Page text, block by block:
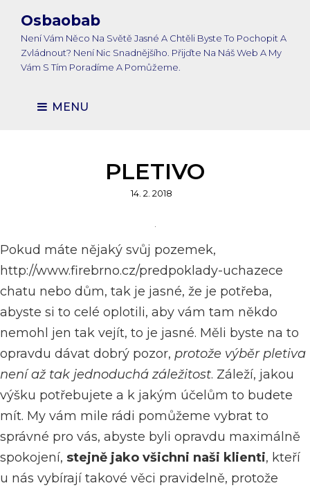
Osbaobab
Není Vám Něco Na Světě Jasné A Chtěli Byste To Pochopit A
Zvládnout? Není Nic Snadnějšího. Přijďte Na Náš Web A My
Vám S Tím Poradíme A Pomůžeme.
MENU
PLETIVO
Posted
14. 2. 2018
Pokud máte nějaký svůj pozemek,
http://www.firebrno.cz/predpoklady-uchazece
chatu nebo dům, tak je jasné, že je potřeba,
abyste si to celé oplotili, aby vám tam někdo
nemohl jen tak vejít, to je jasné. Měli byste na to
opravdu dávat dobrý pozor, protože výběr pletiva
není až tak jednoduchá záležitost. Záleží, jakou
výšku potřebujete a k jakým účelům to budete
mít. My vám mile rádi pomůžeme vybrat to
správné pro vás, abyste byli opravdu maximálně
spokojení, stejně jako všichni naši klienti, kteří
u nás vybírají takové věci pravidelně, protože